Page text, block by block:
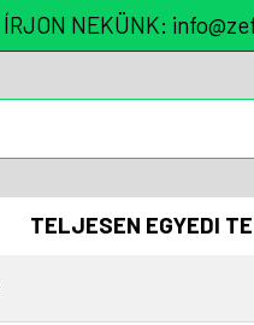
ÍRJON NEKÜNK:
TELJESEN EGYEDI